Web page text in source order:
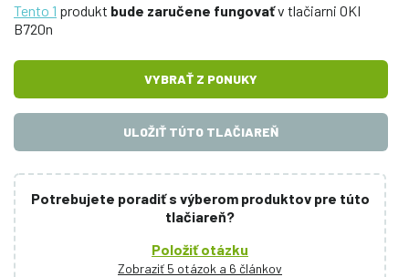
Tento 1 produkt bude zaručene fungovaťv tlačiarni OKI
B720n
VYBRAŤ Z PONUKY
ULOŽIŤ TÚTO TLAČIAREŇ
Potrebujete poradiť s výberom produktov pre túto
tlačiareň?
Položiť otázku
Zobraziť 5 otázok a 6 článkov